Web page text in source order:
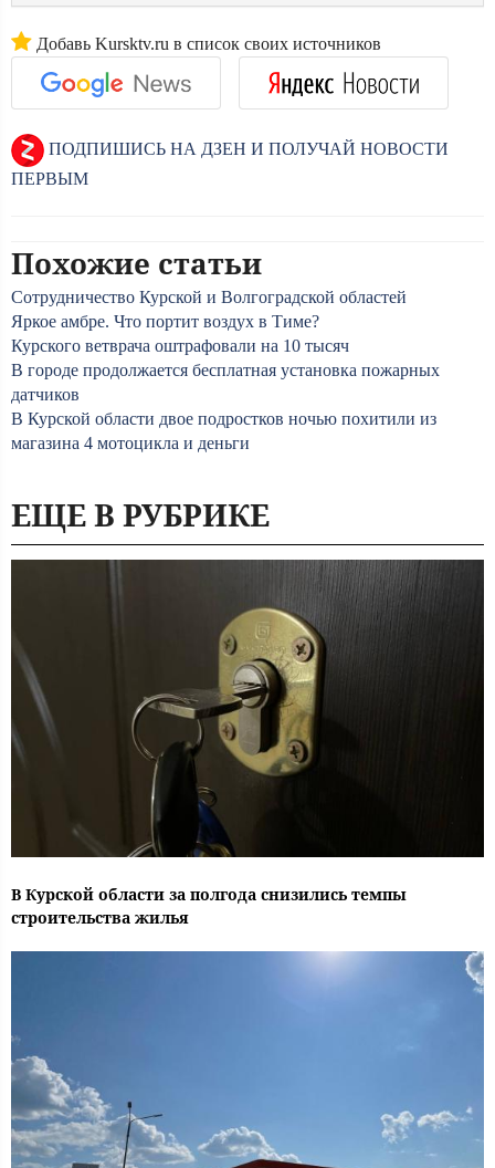
Добавь Kursktv.ru в список своих источников
ПОДПИШИСЬ НА ДЗЕН И ПОЛУЧАЙ НОВОСТИ
ПЕРВЫМ
Похожие статьи
Сотрудничество Курской и Волгоградской областей
Яркое амбре. Что портит воздух в Тиме?
Курского ветврача оштрафовали на 10 тысяч
В городе продолжается бесплатная установка пожарных
датчиков
В Курской области двое подростков ночью похитили из
магазина 4 мотоцикла и деньги
ЕЩЕ В РУБРИКЕ
В Курской области за полгода снизились темпы
строительства жилья